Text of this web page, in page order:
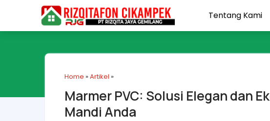
Tentang Kami
Home »Artikel »
Marmer PVC: Solusi Elegan dan
Mandi Anda